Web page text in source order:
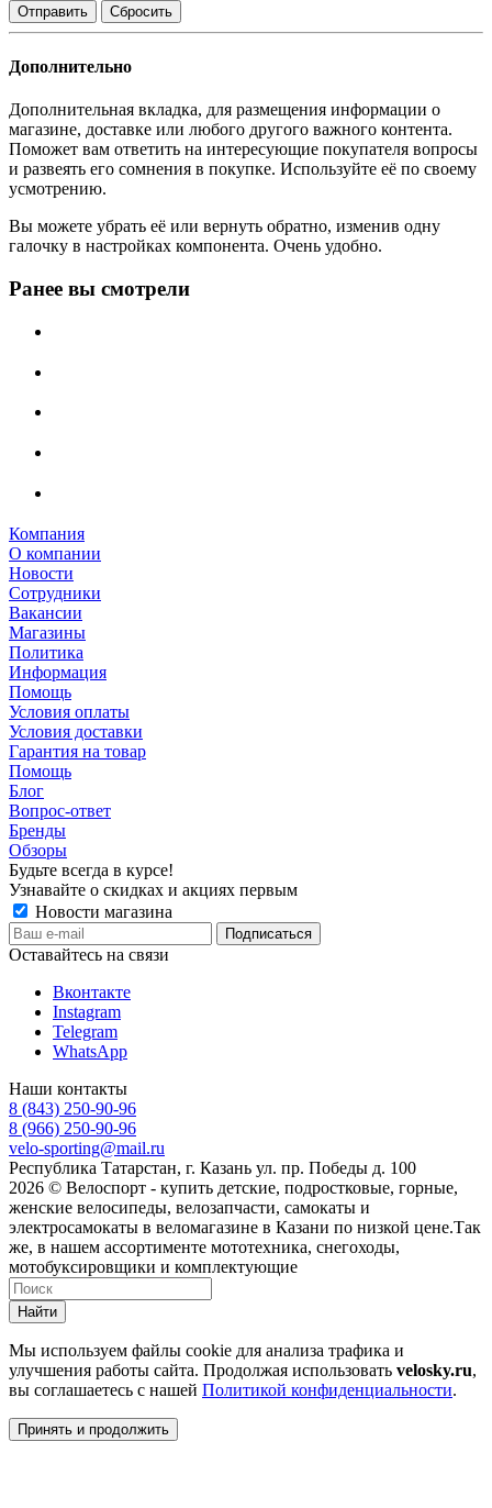
Сбросить
Дополнительно
Дополнительная вкладка, для размещения информации о
магазине, доставке или любого другого важного контента.
Поможет вам ответить на интересующие покупателя вопросы
и развеять его сомнения в покупке. Используйте её по своему
усмотрению.
Вы можете убрать её или вернуть обратно, изменив одну
галочку в настройках компонента. Очень удобно.
Ранее вы смотрели
Компания
О компании
Новости
Сотрудники
Вакансии
Магазины
Политика
Информация
Помощь
Условия оплаты
Условия доставки
Гарантия на товар
Помощь
Блог
Вопрос-ответ
Бренды
Обзоры
Будьте всегда в курсе!
Узнавайте о скидках и акциях первым
Новости магазина
Оставайтесь на связи
Вконтакте
Instagram
Telegram
WhatsApp
Наши контакты
8 (843) 250-90-96
8 (966) 250-90-96
velo-sporting@mail.ru
Республика Татарстан, г. Казань ул. пр. Победы д. 100
2026 © Велоспорт - купить детские, подростковые, горные,
женские велосипеды, велозапчасти, самокаты и
электросамокаты в веломагазине в Казани по низкой цене.Так
же, в нашем ассортименте мототехника, снегоходы,
мотобуксировщики и комплектующие
Найти
Мы используем файлы cookie для анализа трафика и
улучшения работы сайта. Продолжая использовать velosky.ru,
вы соглашаетесь с нашей Политикой конфиденциальности.
Принять и продолжить